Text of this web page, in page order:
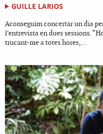
GUILLE LARIOS
Aconseguim concertar un dia
l’entrevista en dues sessions.
trucant-me a totes hores,...